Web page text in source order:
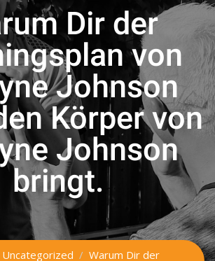
Dir der
von
Johnson
Körper von
Johnson
bringt.
Uncategorized
Warum Dir der